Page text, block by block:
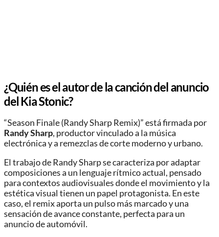
¿Quién es el autor de la canción del anuncio
del Kia Stonic?
“Season Finale (Randy Sharp Remix)” está firmada por
Randy Sharp, productor vinculado a la música
electrónica y a remezclas de corte moderno y urbano.
El trabajo de Randy Sharp se caracteriza por adaptar
composiciones a un lenguaje rítmico actual, pensado
para contextos audiovisuales donde el movimiento y la
estética visual tienen un papel protagonista. En este
caso, el remix aporta un pulso más marcado y una
sensación de avance constante, perfecta para un
anuncio de automóvil.